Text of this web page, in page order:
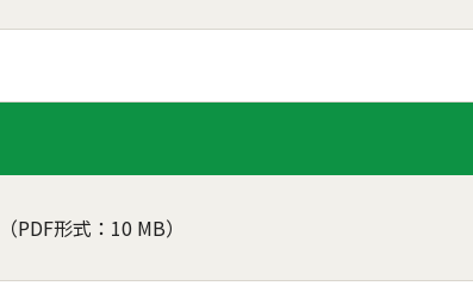
（PDF形式：10 MB）